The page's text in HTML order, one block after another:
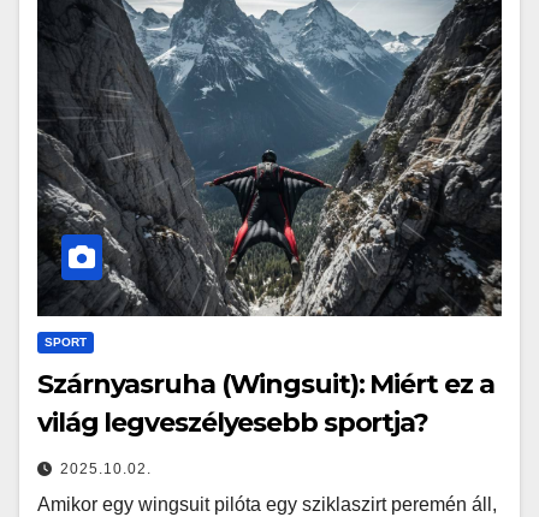
SPORT
Szárnyasruha (Wingsuit): Miért ez a
világ legveszélyesebb sportja?
2025.10.02.
Amikor egy wingsuit pilóta egy sziklaszirt peremén áll,